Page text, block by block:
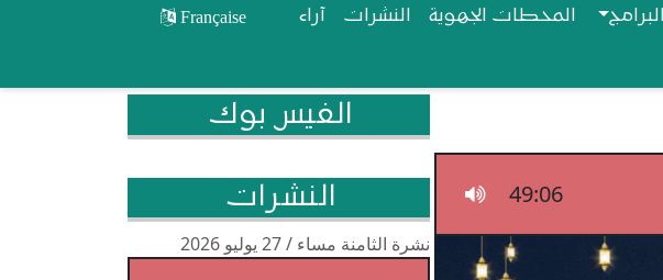
البرامج المحطات الجهوية النشرات آراء Française
49:06
الفيس بوك
النشرات
نشرة الثامنة مساء / 27 يوليو 2026